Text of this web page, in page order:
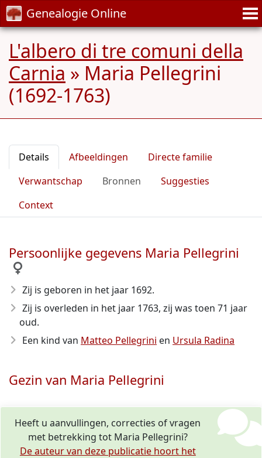
Genealogie Online
L'albero di tre comuni della
Carnia » Maria Pellegrini
(1692-1763)
Details Afbeeldingen
Directe familie
Verwantschap
Bronnen
Suggesties
Context
Persoonlijke gegevens Maria Pellegrini
Zij is geboren in het jaar 1692.
Zij is overleden in het jaar 1763, zij was toen 71 jaar
oud.
Een kind van Matteo Pellegrini en Ursula Radina
Gezin van Maria Pellegrini
Heeft u aanvullingen, correcties of vragen
met betrekking tot Maria Pellegrini?
De auteur van deze publicatie hoort het